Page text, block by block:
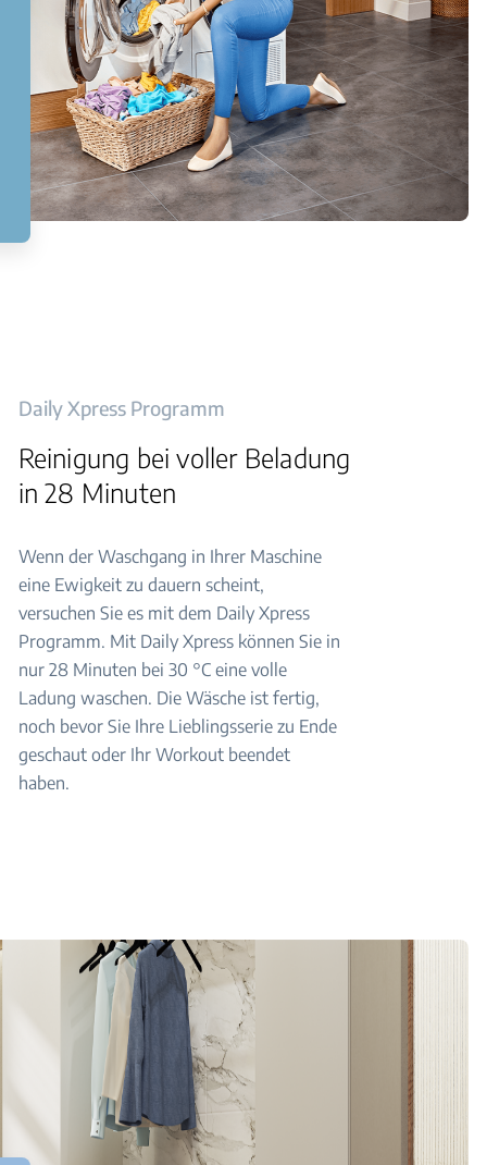
Daily Xpress Programm
Reinigung bei voller Beladung
in 28 Minuten
Wenn der Waschgang in Ihrer Maschine
eine Ewigkeit zu dauern scheint,
versuchen Sie es mit dem Daily Xpress
Programm. Mit Daily Xpress können Sie in
nur 28 Minuten bei 30 °C eine volle
Ladung waschen. Die Wäsche ist fertig,
noch bevor Sie Ihre Lieblingsserie zu Ende
geschaut oder Ihr Workout beendet
haben.